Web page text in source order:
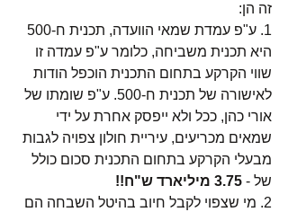
זה הן:
היא תכנית משביחה, כלומר ע"פ עמדה זו
שווי הקרקע בתחום התכנית הוכפל הודות
לאישורה של תכנית ח-500. ע"פ שומתו של
אורי כהן, ככל ולא ייפסק אחרת על ידי
שמאים מכריעים, עיריית חולון צפויה לגבות
מבעלי הקרקע בתחום התכנית סכום כולל
של - 3.75 מיליארד ש"ח!!
2. מי שצפוי לקבל חיוב בהיטל השבחה הם